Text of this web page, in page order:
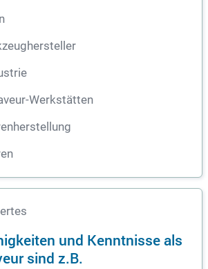
Werkstätten
und Kenntnisse als
sind z.B.